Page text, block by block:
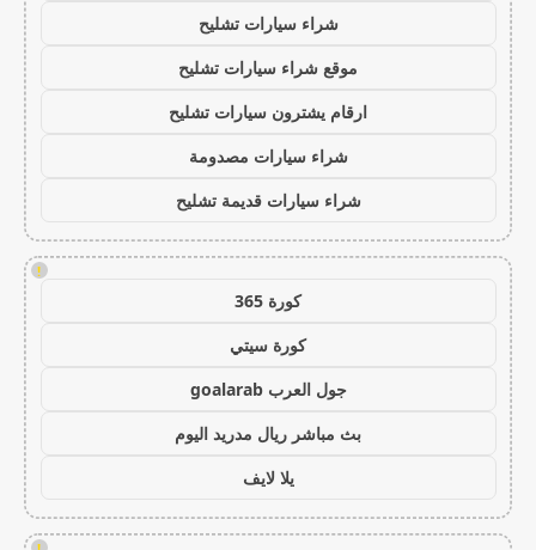
شراء سيارات تشليح
موقع شراء سيارات تشليح
ارقام يشترون سيارات تشليح
شراء سيارات مصدومة
شراء سيارات قديمة تشليح
!
كورة 365
كورة سيتي
جول العرب goalarab
بث مباشر ريال مدريد اليوم
يلا لايف